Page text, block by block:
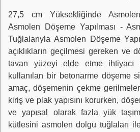
27,5 cm Yüksekliğinde
Asmolen Döşeme Yapılması -
Tuğlalarıyla Asmolen Döşeme
açıklıkların geçilmesi gereken ve
tavan yüzeyi elde etme ihtiyacı
kullanılan bir betonarme döşeme
amaç, döşemenin çekme
kiriş ve plak yapısını korurken,
ve yapısal olarak fazla yük
kütlesini asmolen dolgu tuğlaları